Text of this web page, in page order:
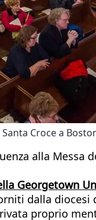
Croce a
alla
Georgetown
dalla
proprio